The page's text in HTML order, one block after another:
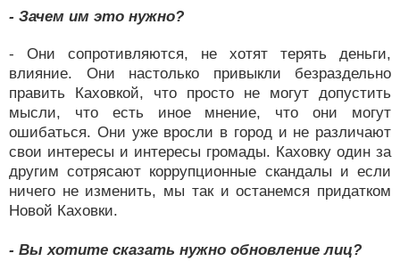
- Зачем им это нужно?
- Они сопротивляются, не хотят терять деньги,
влияние. Они настолько привыкли безраздельно
править Каховкой, что просто не могут допустить
мысли, что есть иное мнение, что они могут
ошибаться. Они уже вросли в город и не различают
свои интересы и интересы громады. Каховку один за
другим сотрясают коррупционные скандалы и если
ничего не изменить, мы так и останемся придатком
Новой Каховки.
- Вы хотите сказать нужно обновление лиц?